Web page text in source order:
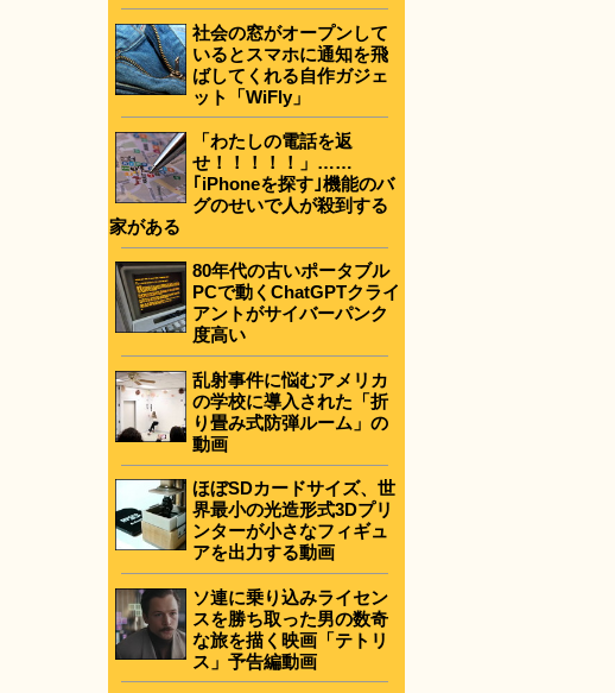
社会の窓がオープンして
いるとスマホに通知を飛
ばしてくれる自作ガジェ
ット「WiFly」
「わたしの電話を返
せ！！！！！」……
｢iPhoneを探す｣機能のバ
グのせいで人が殺到する
家がある
80年代の古いポータブル
PCで動くChatGPTクライ
アントがサイバーパンク
度高い
乱射事件に悩むアメリカ
の学校に導入された「折
り畳み式防弾ルーム」の
動画
ほぼSDカードサイズ、世
界最小の光造形式3Dプリ
ンターが小さなフィギュ
アを出力する動画
ソ連に乗り込みライセン
スを勝ち取った男の数奇
な旅を描く映画「テトリ
ス」予告編動画